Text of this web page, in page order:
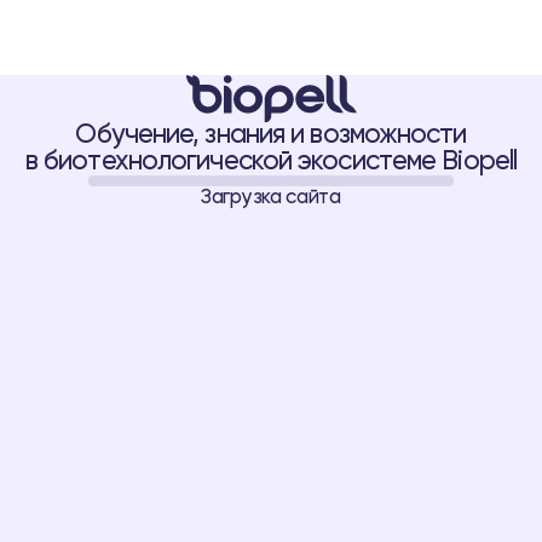
Обучение, знания и возможности
в биотехнологической экосистеме Biopell
Загрузка сайта
О BIOPELL SYSTEMПРОВЕРКА ПРОДУКТА